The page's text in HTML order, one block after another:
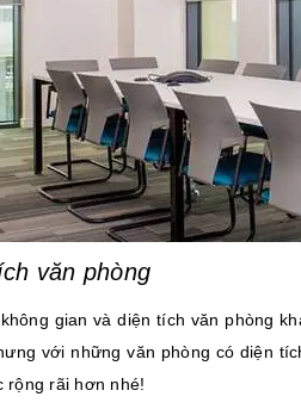
văn phòng
gian và diện tích văn phòng
với những văn phòng có diện
rộng rãi hơn nhé!